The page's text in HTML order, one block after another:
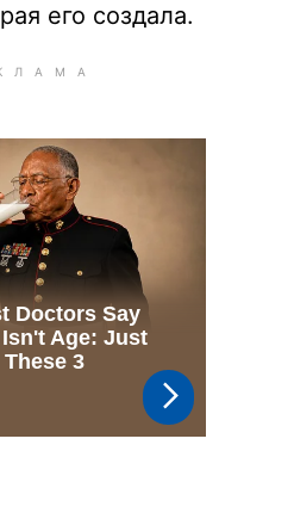
его создала.